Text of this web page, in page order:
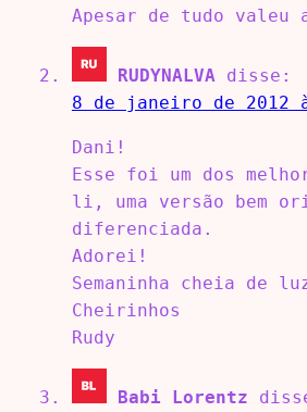
Apesar de tudo valeu
RUDYNALVA
disse:
8 de janeiro de 2012
Dani!
Esse foi um dos
li, uma versão bem
diferenciada.
Adorei!
Semaninha cheia de
Cheirinhos
Rudy
Babi Lorentz